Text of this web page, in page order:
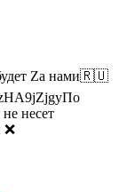
Zа нами🇷🇺
несет
❌